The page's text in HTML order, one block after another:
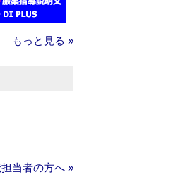
もっと見る »
当者の方へ »